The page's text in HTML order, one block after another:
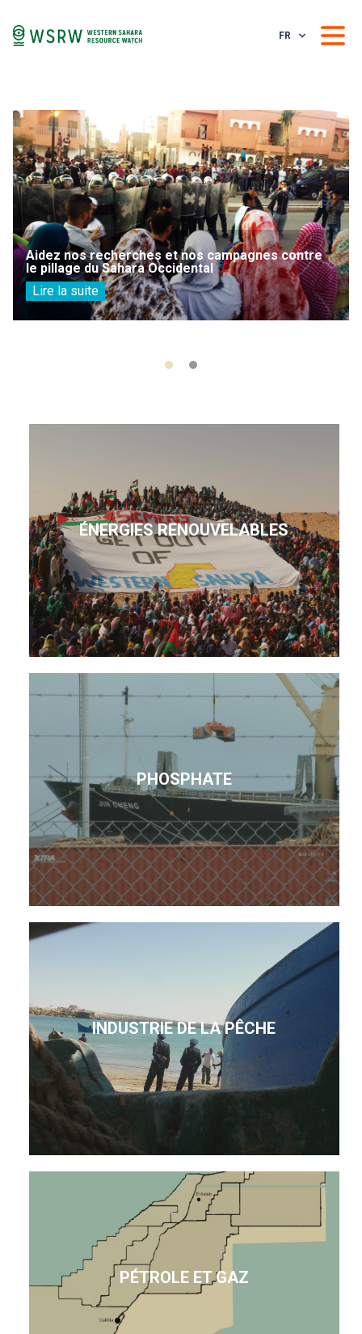
FR
Aidez nos recherches et nos campagnes contre
le pillage du Sahara Occidental
Lire la suite
ÉNERGIES RENOUVELABLES
PHOSPHATE
INDUSTRIE DE LA PÊCHE
PÉTROLE ET GAZ